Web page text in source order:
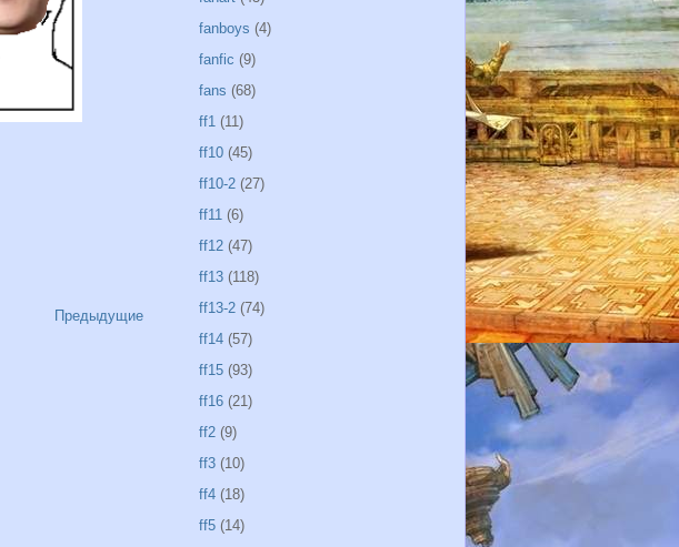
Предыдущие
fanboys (4)
fanfic (9)
fans (68)
ff1 (11)
ff10 (45)
ff10-2 (27)
ff11 (6)
ff12 (47)
ff13 (118)
ff13-2 (74)
ff14 (57)
ff15 (93)
ff16 (21)
ff2 (9)
ff3 (10)
ff4 (18)
ff5 (14)